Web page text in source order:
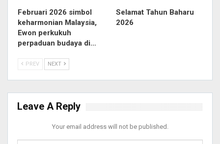
Februari 2026 simbol
keharmonian Malaysia,
Ewon perkukuh
perpaduan budaya di…
Selamat Tahun Baharu
2026
PREV NEXT
Leave A Reply
Your email address will not be published.